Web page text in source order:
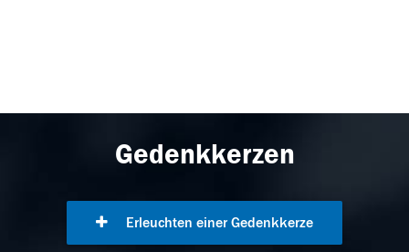
Gedenkkerzen
Erleuchten einer Gedenkkerze